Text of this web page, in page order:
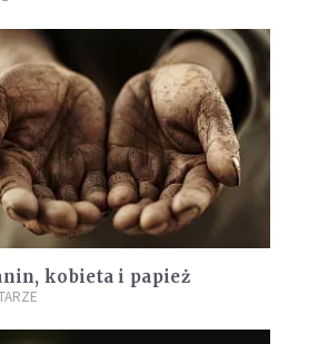
kobieta i papież